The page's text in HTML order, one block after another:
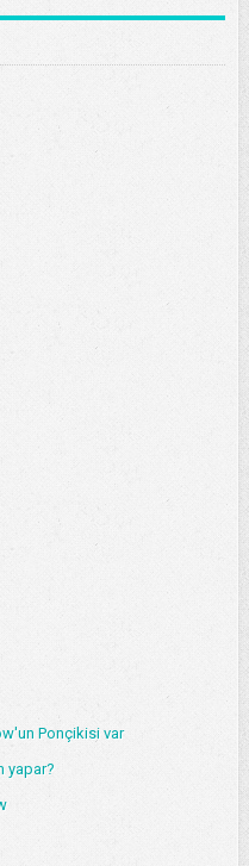
Ponçikisi var
yapar?